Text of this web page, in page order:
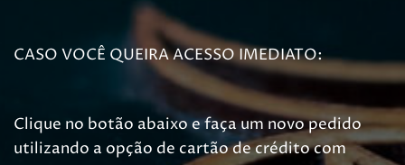
CASO VOCÊ QUEIRA ACESSO IMEDIATO:
Clique no botão abaixo e faça um novo pedido
utilizando a opção de cartão de crédito com